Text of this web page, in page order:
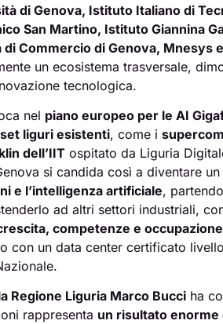
di Genova, Istituto Italiano di
San Martino, Istituto Giannina
Commercio di Genova, Mnesys e
un ecosistema trasversale,
tecnologica.
nel piano europeo per le AI
liguri esistenti, come i
dell’IIT ospitato da Liguria
si candida così a diventare un
e l’intelligenza artificiale,
ad altri settori industriali,
competenze e occupazione
con un data center certificato
Regione Liguria Marco Bucci ha
rappresenta un risultato enorme